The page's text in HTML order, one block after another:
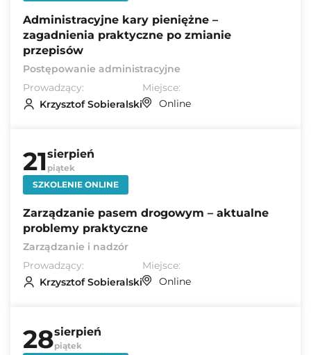
Administracyjne kary pieniężne –
zagadnienia praktyczne po zmianie
przepisów
Postępowanie administracyjne
Prowadzący:
Krzysztof Sobieralski
Miejsce:
Online
21sierpień
piątek
SZKOLENIE ONLINE
Zarządzanie pasem drogowym – aktualne
problemy praktyczne
Zarządzanie i nadzór
Prowadzący:
Krzysztof Sobieralski
Miejsce:
Online
28sierpień
piątek